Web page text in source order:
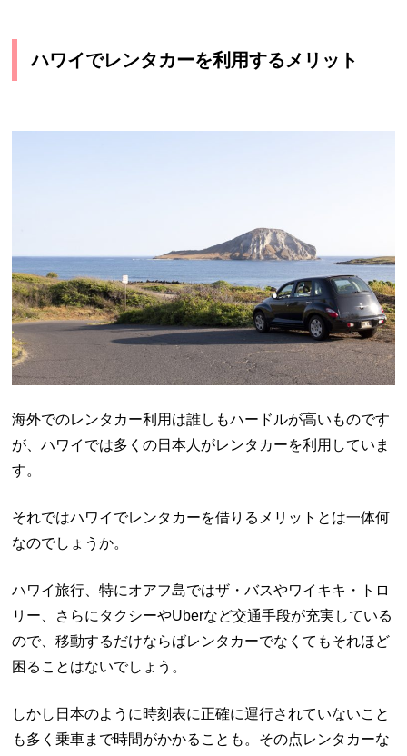
ハワイでレンタカーを利用するメリット
海外でのレンタカー利用は誰しもハードルが高いものです
が、ハワイでは多くの日本人がレンタカーを利用していま
す。
それではハワイでレンタカーを借りるメリットとは一体何
なのでしょうか。
ハワイ旅行、特にオアフ島ではザ・バスやワイキキ・トロ
リー、さらにタクシーやUberなど交通手段が充実している
ので、移動するだけならばレンタカーでなくてもそれほど
困ることはないでしょう。
しかし日本のように時刻表に正確に運行されていないこと
も多く乗車まで時間がかかることも。その点レンタカーな